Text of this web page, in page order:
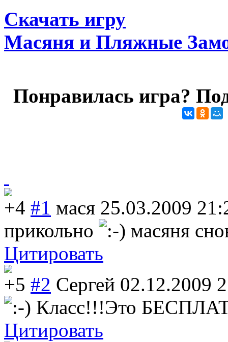
Скачать игру
Масяня и Пляжные
Понравилась игра?
+4 #1 мася 25.03.2009
прикольно
масяня
Цитировать
+5 #2 Сергей 02.12.2009
Класс!!!Это
Цитировать